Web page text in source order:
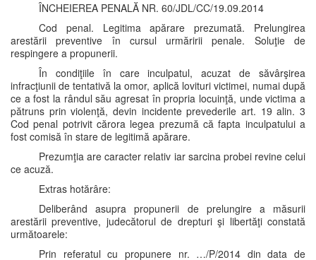
ÎNCHEIEREA PENALĂ NR. 60/JDL/CC/19.09.2014
Cod penal. Legitima apărare prezumată. Prelungirea
arestării preventive în cursul urmăririi penale. Soluţie de
respingere a propunerii.
În condiţiile în care inculpatul, acuzat de săvârşirea
infracţiunii de tentativă la omor, aplică lovituri victimei, numai după
ce a fost la rândul său agresat în propria locuinţă, unde victima a
pătruns prin violenţă, devin incidente prevederile art. 19 alin. 3
Cod penal potrivit cărora legea prezumă că fapta inculpatului a
fost comisă în stare de legitimă apărare.
Prezumţia are caracter relativ iar sarcina probei revine celui
ce acuză.
Extras hotărâre:
Deliberând asupra propunerii de prelungire a măsurii
arestării preventive, judecătorul de drepturi şi libertăţi constată
următoarele:
Prin referatul cu propunere nr. …/P/2014 din data de